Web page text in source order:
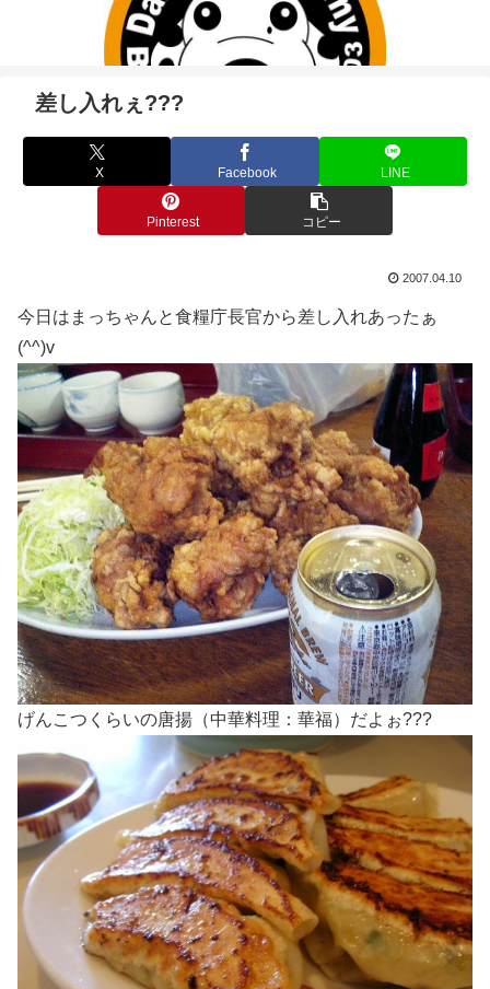
差し入れぇ???
X Facebook LINE
Pinterest コピー
2007.04.10
今日はまっちゃんと食糧庁長官から差し入れあったぁ
(^^)v
げんこつくらいの唐揚（中華料理：華福）だよぉ???